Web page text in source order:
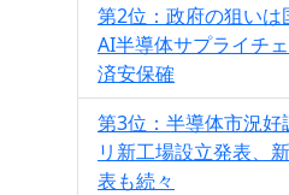
第2位：政府の狙いは
AI半導体サプライチ
済安保確
第3位：半導体市況好
リ新工場設立発表、
表も続々